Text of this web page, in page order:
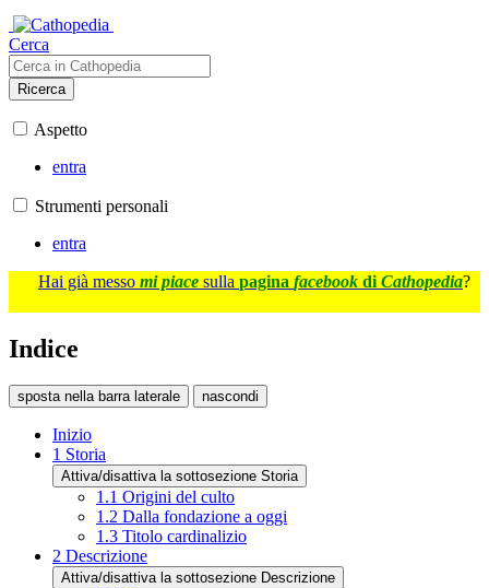
Cerca
Ricerca
Aspetto
entra
Strumenti personali
entra
Hai già messo mi piace sulla pagina facebook di Cathopedia?
Indice
sposta nella barra laterale nascondi
Inizio
1 Storia
Attiva/disattiva la sottosezione Storia
1.1 Origini del culto
1.2 Dalla fondazione a oggi
1.3 Titolo cardinalizio
2 Descrizione
Attiva/disattiva la sottosezione Descrizione